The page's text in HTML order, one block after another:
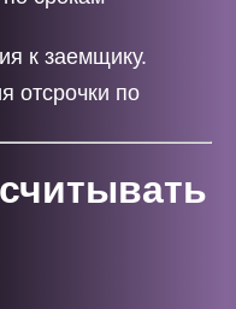
к заемщику.
отсрочки по